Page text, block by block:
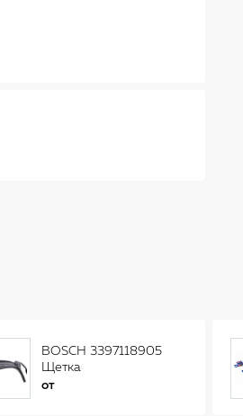
BOSCH 3397118905
Щетка
стеклоочистителя
от